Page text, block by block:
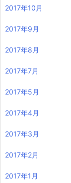
2017年10月
2017年9月
2017年8月
2017年7月
2017年5月
2017年4月
2017年3月
2017年2月
2017年1月